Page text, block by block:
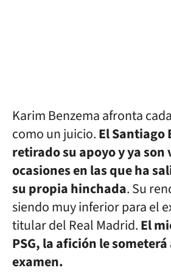
Karim Benzema afronta
como un juicio.El Santiago
retirado su apoyo y ya son
ocasiones en las que ha
su propia hinchada. Su
siendo muy inferior para el
titular del Real Madrid.El
PSG, la afición le
examen.